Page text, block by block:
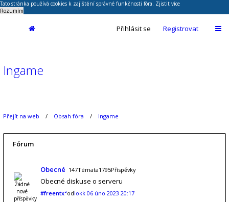
Tato stránka používá cookies k zajištění správné funkčnosti fóra. Zjistit více
Rozumím
Přihlásit se Registrovat
Ingame
Přejít na web Obsah fóra Ingame
Fórum
Obecné 147Témata1795Příspěvky
Obecné diskuse o serveru
#freentx²odlokk 06 úno 2023 20:17